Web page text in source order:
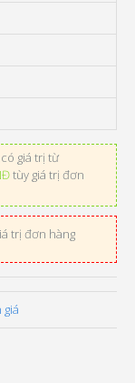
giá trị từ
tùy giá trị đơn
trị đơn hàng
giá